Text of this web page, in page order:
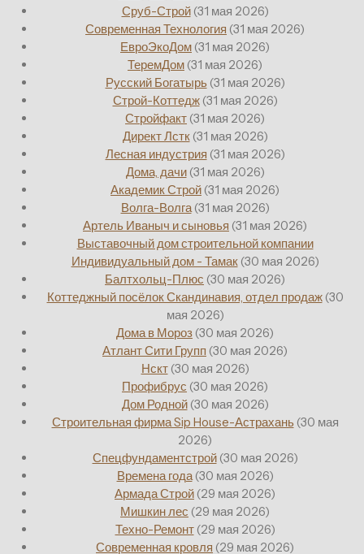
Сруб-Строй (31 мая 2026)
Современная Технология (31 мая 2026)
ЕвроЭкоДом (31 мая 2026)
ТеремДом (31 мая 2026)
Русский Богатырь (31 мая 2026)
Строй-Коттедж (31 мая 2026)
Стройфакт (31 мая 2026)
Директ Лстк (31 мая 2026)
Лесная индустрия (31 мая 2026)
Дома, дачи (31 мая 2026)
Академик Строй (31 мая 2026)
Волга-Волга (31 мая 2026)
Артель Иваныч и сыновья (31 мая 2026)
Выставочный дом строительной компании
Индивидуальный дом - Тамак (30 мая 2026)
Балтхольц-Плюс (30 мая 2026)
Коттеджный посёлок Скандинавия, отдел продаж (30
мая 2026)
Дома в Мороз (30 мая 2026)
Атлант Сити Групп (30 мая 2026)
Нскт (30 мая 2026)
Профибрус (30 мая 2026)
Дом Родной (30 мая 2026)
Строительная фирма Sip House-Астрахань (30 мая
2026)
Спецфундаментстрой (30 мая 2026)
Времена года (30 мая 2026)
Армада Строй (29 мая 2026)
Мишкин лес (29 мая 2026)
Техно-Ремонт (29 мая 2026)
Современная кровля (29 мая 2026)